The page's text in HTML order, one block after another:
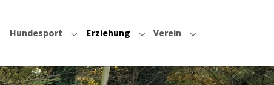
Hundesport Submenu for "Hundesport"
Erziehung Submenu for "Erziehung"
Verein Submenu for